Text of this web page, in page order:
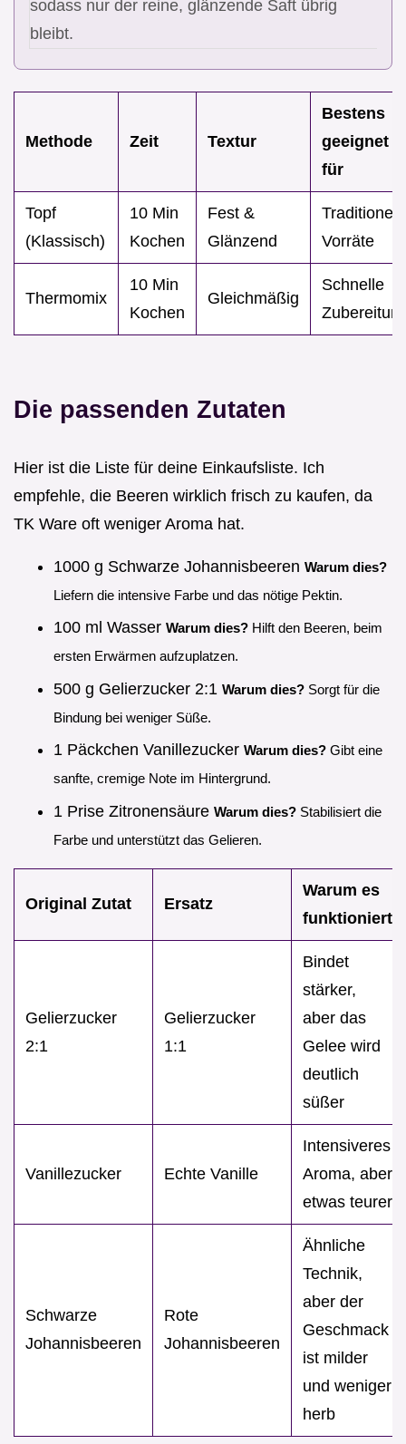
sodass nur der reine, glänzende Saft übrig
bleibt.
Methode Zeit Textur
Bestens
geeignet
für
Topf
(Klassisch)
10 Min
Kochen
Fest &
Glänzend
Vorräte
Thermomix
10 Min
Kochen
Gleichmäßig
Schnelle
Die passenden Zutaten
Hier ist die Liste für deine Einkaufsliste. Ich
empfehle, die Beeren wirklich frisch zu kaufen, da
TK Ware oft weniger Aroma hat.
1000 g Schwarze Johannisbeeren Warum dies?
Liefern die intensive Farbe und das nötige Pektin.
100 ml Wasser Warum dies? Hilft den Beeren, beim
ersten Erwärmen aufzuplatzen.
500 g Gelierzucker 2:1 Warum dies? Sorgt für die
Bindung bei weniger Süße.
1 Päckchen Vanillezucker Warum dies? Gibt eine
sanfte, cremige Note im Hintergrund.
1 Prise Zitronensäure Warum dies? Stabilisiert die
Farbe und unterstützt das Gelieren.
Original Zutat Ersatz
Warum es
funktioniert
Gelierzucker
2:1
Gelierzucker
1:1
Bindet
stärker,
aber das
Gelee wird
deutlich
süßer
Vanillezucker Echte Vanille
Intensiveres
Aroma, aber
etwas teurer
Schwarze
Johannisbeeren
Rote
Johannisbeeren
Ähnliche
Technik,
aber der
Geschmack
ist milder
und weniger
herb